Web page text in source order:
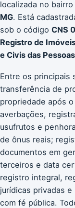
localizada no bairro
MG. Está
sob o código CNS
Registro de
e Civis das
Entre os principais
transferência de
propriedade após
averbações,
usufrutos e
de ônus reais;
documentos em
terceiros e data
registro integral,
jurídicas privadas
com fé pública.